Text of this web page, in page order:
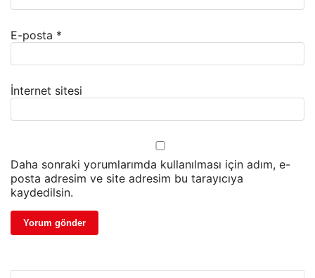
E-posta *
İnternet sitesi
Daha sonraki yorumlarımda kullanılması için adım, e-
posta adresim ve site adresim bu tarayıcıya
kaydedilsin.